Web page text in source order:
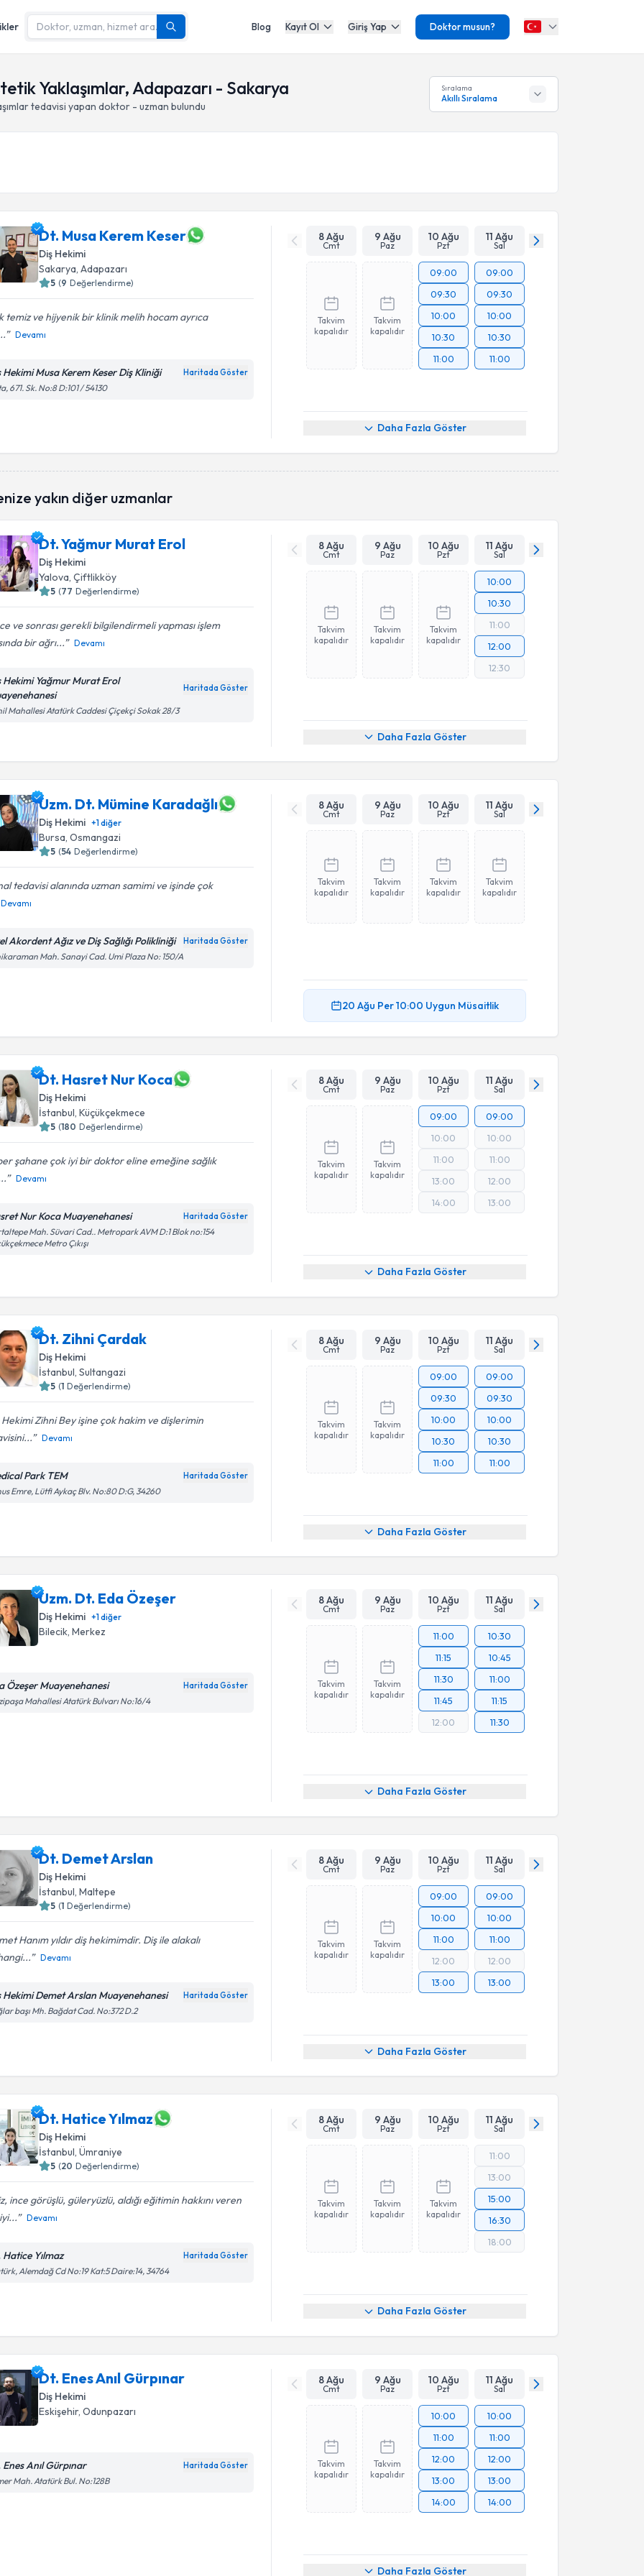
Blog Kayıt Ol Giriş Yap Doktor musun?
Yaklaşımlar, Adapazarı - Sakarya
tedavisi yapan doktor - uzman bulundu
Sıralama
Akıllı Sıralama
Dt. Musa Kerem Keser
Diş Hekimi
Sakarya, Adapazarı
5 (9 Değerlendirme)
temiz ve hijyenik bir klinik melih hocam ayrıca
Devamı
Hekimi Musa Kerem Keser Diş Kliniği Haritada Göster
671. Sk. No:8 D:101 / 54130
8 Ağu
Cmt
9 Ağu
Paz
10 Ağu
Pzt
11 Ağu
Sal
Takvim
kapalıdır
Takvim
kapalıdır
09:00
09:30
10:00
10:30
11:00
09:00
09:30
10:00
10:30
11:00
Daha Fazla Göster
yakın diğer uzmanlar
Dt. Yağmur Murat Erol
Diş Hekimi
Yalova , Çiftlikköy
5 (77 Değerlendirme)
ve sonrası gerekli bilgilendirmeli yapması işlem
bir ağrı...
Devamı
Hekimi Yağmur Murat Erol
Haritada Göster
Mahallesi Atatürk Caddesi Çiçekçi Sokak 28/3
8 Ağu
Cmt
9 Ağu
Paz
10 Ağu
Pzt
11 Ağu
Sal
Takvim
kapalıdır
Takvim
kapalıdır
Takvim
kapalıdır
10:00
10:30
11:00
12:00
12:30
Daha Fazla Göster
Uzm. Dt. Mümine Karadağlı
Diş Hekimi +1diğer
Bursa, Osmangazi
5 (54 Değerlendirme)
tedavisi alanında uzman samimi ve işinde çok
Devamı
Akordent Ağız ve Diş Sağlığı Polikliniği Haritada Göster
Mah. Sanayi Cad. Umi Plaza No: 150/A
8 Ağu
Cmt
9 Ağu
Paz
10 Ağu
Pzt
11 Ağu
Sal
Takvim
kapalıdır
Takvim
kapalıdır
Takvim
kapalıdır
Takvim
kapalıdır
20 Ağu Per10:00 Uygun Müsaitlik
Dt. Hasret Nur Koca
Diş Hekimi
İstanbul, Küçükçekmece
5 (180 Değerlendirme)
şahane çok iyi bir doktor eline emeğine sağlık
Devamı
Nur Koca Muayenehanesi Haritada Göster
Mah. Süvari Cad.. Metropark AVM D:1 Blok no:154
Metro Çıkışı
8 Ağu
Cmt
9 Ağu
Paz
10 Ağu
Pzt
11 Ağu
Sal
Takvim
kapalıdır
Takvim
kapalıdır
09:00
10:00
11:00
13:00
14:00
09:00
10:00
11:00
12:00
13:00
Daha Fazla Göster
Dt. Zihni Çardak
Diş Hekimi
İstanbul , Sultangazi
5 (1 Değerlendirme)
Hekimi Zihni Bey işine çok hakim ve dişlerimin
Devamı
Park TEM Haritada Göster
Emre, Lütfi Aykaç Blv. No:80 D:G, 34260
8 Ağu
Cmt
9 Ağu
Paz
10 Ağu
Pzt
11 Ağu
Sal
Takvim
kapalıdır
Takvim
kapalıdır
09:00
09:30
10:00
10:30
11:00
09:00
09:30
10:00
10:30
11:00
Daha Fazla Göster
Uzm. Dt. Eda Özeşer
Diş Hekimi +1diğer
Bilecik, Merkez
Özeşer Muayenehanesi Haritada Göster
Mahallesi Atatürk Bulvarı No:16/4
8 Ağu
Cmt
9 Ağu
Paz
10 Ağu
Pzt
11 Ağu
Sal
Takvim
kapalıdır
Takvim
kapalıdır
11:00
11:15
11:30
11:45
12:00
10:30
10:45
11:00
11:15
11:30
Daha Fazla Göster
Dt. Demet Arslan
Diş Hekimi
İstanbul , Maltepe
5 (1 Değerlendirme)
Hanım yıldır diş hekimimdir. Diş ile alakalı
Devamı
Hekimi Demet Arslan Muayenehanesi Haritada Göster
başı Mh. Bağdat Cad. No:372 D.2
8 Ağu
Cmt
9 Ağu
Paz
10 Ağu
Pzt
11 Ağu
Sal
Takvim
kapalıdır
Takvim
kapalıdır
09:00
10:00
11:00
12:00
13:00
09:00
10:00
11:00
12:00
13:00
Daha Fazla Göster
Dt. Hatice Yılmaz
Diş Hekimi
İstanbul, Ümraniye
5 (20 Değerlendirme)
ince görüşlü, güleryüzlü, aldığı eğitimin hakkını veren
Devamı
Hatice Yılmaz Haritada Göster
Alemdağ Cd No:19 Kat:5 Daire:14, 34764
8 Ağu
Cmt
9 Ağu
Paz
10 Ağu
Pzt
11 Ağu
Sal
Takvim
kapalıdır
Takvim
kapalıdır
Takvim
kapalıdır
11:00
13:00
15:00
16:30
18:00
Daha Fazla Göster
Dt. Enes Anıl Gürpınar
Diş Hekimi
Eskişehir, Odunpazarı
Enes Anıl Gürpınar Haritada Göster
Mah. Atatürk Bul. No:128B
8 Ağu
Cmt
9 Ağu
Paz
10 Ağu
Pzt
11 Ağu
Sal
Takvim
kapalıdır
Takvim
kapalıdır
10:00
11:00
12:00
13:00
14:00
10:00
11:00
12:00
13:00
14:00
Daha Fazla Göster